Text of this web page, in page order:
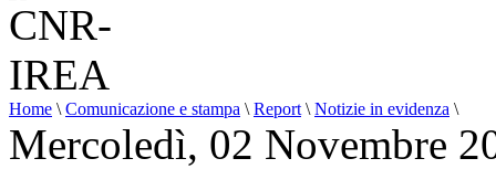
Home \ Comunicazione e stampa \ Report \ Notizie in evidenza \
Mercoledì, 02 Novembre